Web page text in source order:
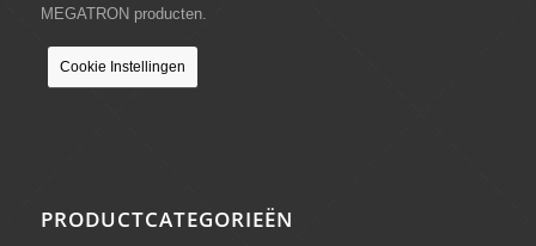
MEGATRON producten.
Cookie Instellingen
PRODUCTCATEGORIEËN